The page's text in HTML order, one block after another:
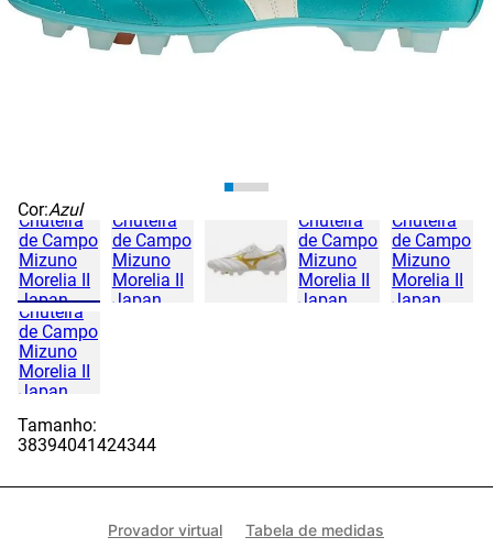
Cor:Azul
Tamanho:
38394041424344
Provador virtual Tabela de medidas